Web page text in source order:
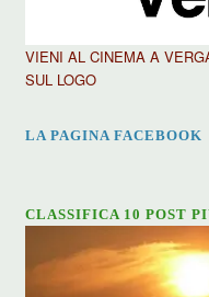
VIENI AL CINEMA A
SUL LOGO
LA PAGINA FACEBOOK
CLASSIFICA 10 POST